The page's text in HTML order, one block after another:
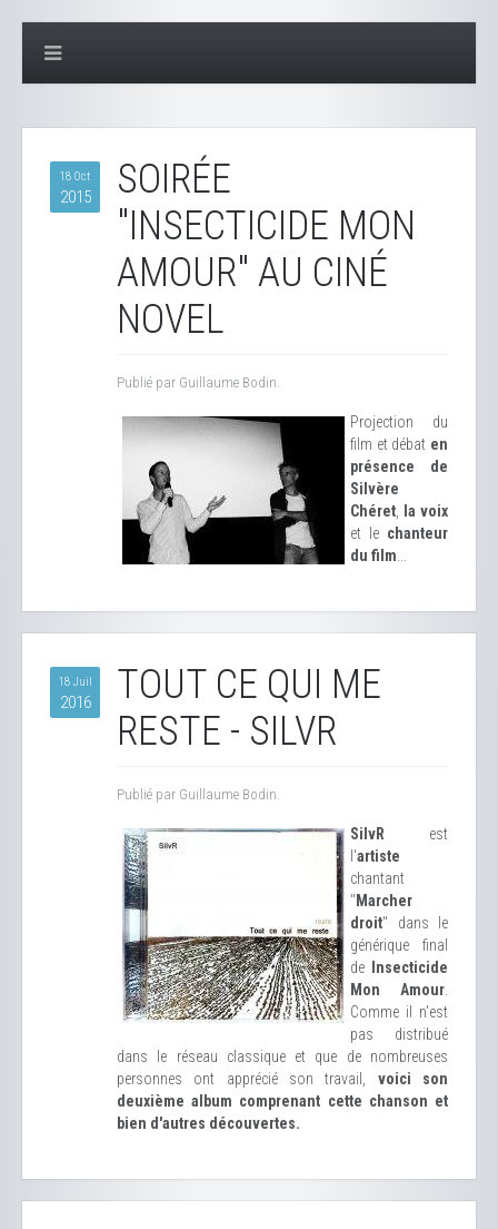
18 Oct
2015
SOIRÉE
"INSECTICIDE MON
AMOUR" AU CINÉ
NOVEL
Publié par Guillaume Bodin.
Projection du
film et débat en
présence de
Silvère
Chéret
la voix
et le chanteur
du film
18 Juil
2016
TOUT CE QUI ME
RESTE - SILVR
Publié par Guillaume Bodin.
SilvR est
l'artiste
chantant
" Marcher
droit" dans le
générique final
de
Insecticide
Mon Amour
Comme il n'est
pas distribué
dans le réseau classique et que de nombreuses
personnes ont apprécié son travail, voici son
deuxième album comprenant cette chanson et
bien d'autres découvertes.